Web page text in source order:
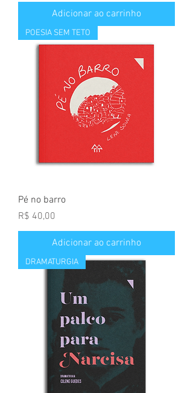
Adicionar ao carrinho
POESIA SEM TETO
Pé no barro
Preço
R$ 40,00
Adicionar ao carrinho
DRAMATURGIA